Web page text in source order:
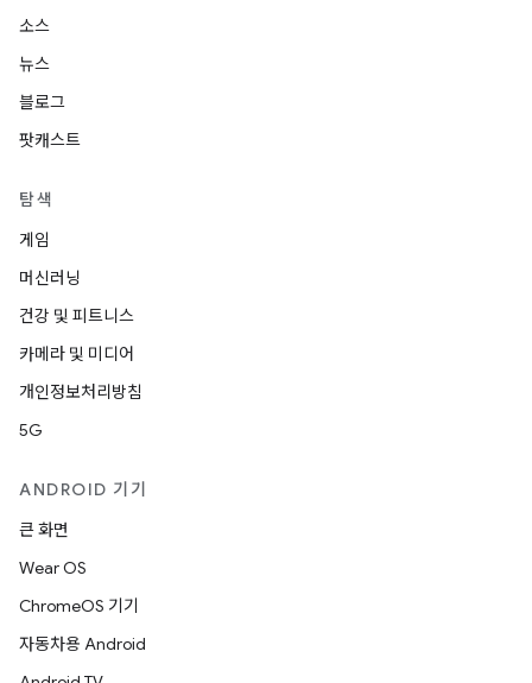
소스
뉴스
블로그
팟캐스트
탐색
게임
머신러닝
건강 및 피트니스
카메라 및 미디어
개인정보처리방침
5G
ANDROID 기기
큰 화면
Wear OS
ChromeOS 기기
자동차용 Android